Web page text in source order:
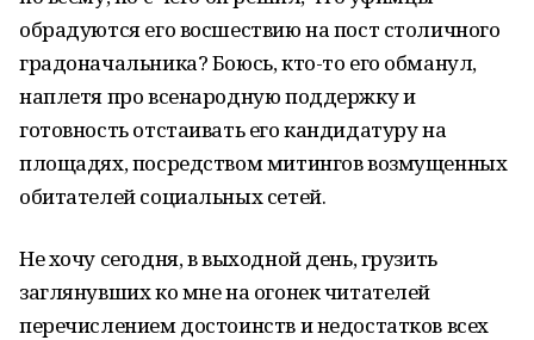
обрадуются его восшествию на пост столичного
градоначальника? Боюсь, кто-то его обманул,
наплетя про всенародную поддержку и
готовность отстаивать его кандидатуру на
площадях, посредством митингов возмущенных
обитателей социальных сетей.
Не хочу сегодня, в выходной день, грузить
заглянувших ко мне на огонек читателей
перечислением достоинств и недостатков всех